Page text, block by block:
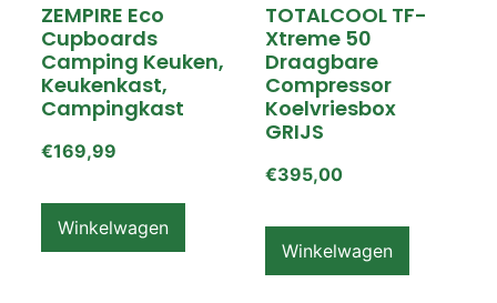
ZEMPIRE Eco
Cupboards
Camping Keuken,
Keukenkast,
Campingkast
€169,99
Winkelwagen
TOTALCOOL TF-
Xtreme 50
Draagbare
Compressor
Koelvriesbox
GRIJS
€395,00
Winkelwagen